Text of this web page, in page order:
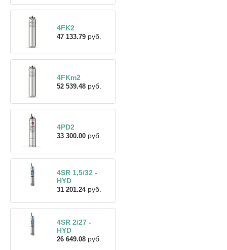
4FK2
47 133.79 руб.
4FKm2
52 539.48 руб.
4PD2
33 300.00 руб.
4SR 1,5/32 -
HYD
31 201.24 руб.
4SR 2/27 -
HYD
26 649.08 руб.